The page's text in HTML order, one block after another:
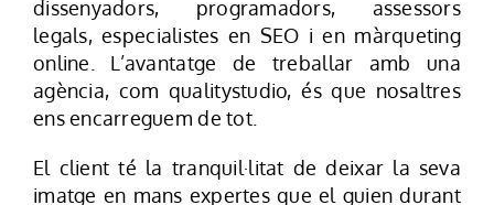
dissenyadors, programadors, assessors
legals, especialistes en SEO i en màrqueting
online. L’avantatge de treballar amb una
agència, com qualitystudio, és que nosaltres
ens encarreguem de tot.
El client té la tranquil·litat de deixar la seva
imatge en mans expertes que el guien durant